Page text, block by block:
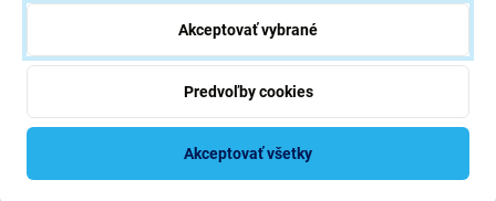
viac o kvalite, prečítajte si náš blog, kde sa kvalite
venujeme podrobnejšie.
Výmenu dielov by mala vykonať kvalifikovaná
osoba.
Akceptovať vybrané
Predvoľby cookies
Akceptovať všetky